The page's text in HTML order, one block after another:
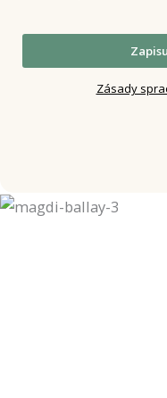
Zásady